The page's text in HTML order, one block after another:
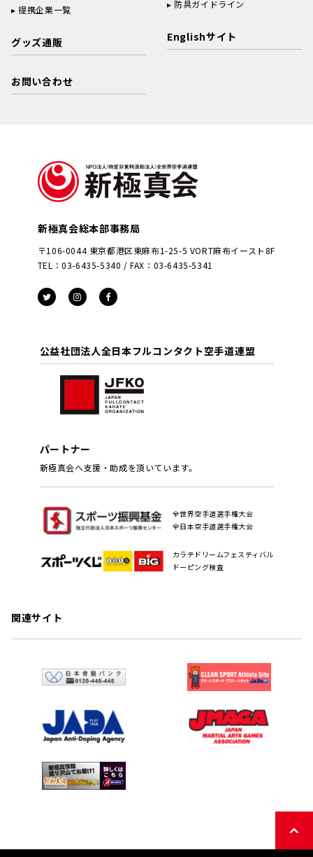
提携企業一覧
グッズ通販
お問い合わせ
防具ガイドライン
Englishサイト
新極真会総本部事務局
〒106-0044 東京都港区東麻布1-25-5 VORT麻布イースト8F
TEL：03-6435-5340 / FAX：03-6435-5341
公益社団法人全日本フルコンタクト空手道連盟
パートナー
新極真会へ支援・助成を頂いています。
全世界空手道選手権大会
全日本空手道選手権大会
カラテドリームフェスティバル
ドーピング検査
関連サイト